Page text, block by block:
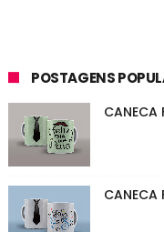
POSTAGENS
CANECA
CANECA